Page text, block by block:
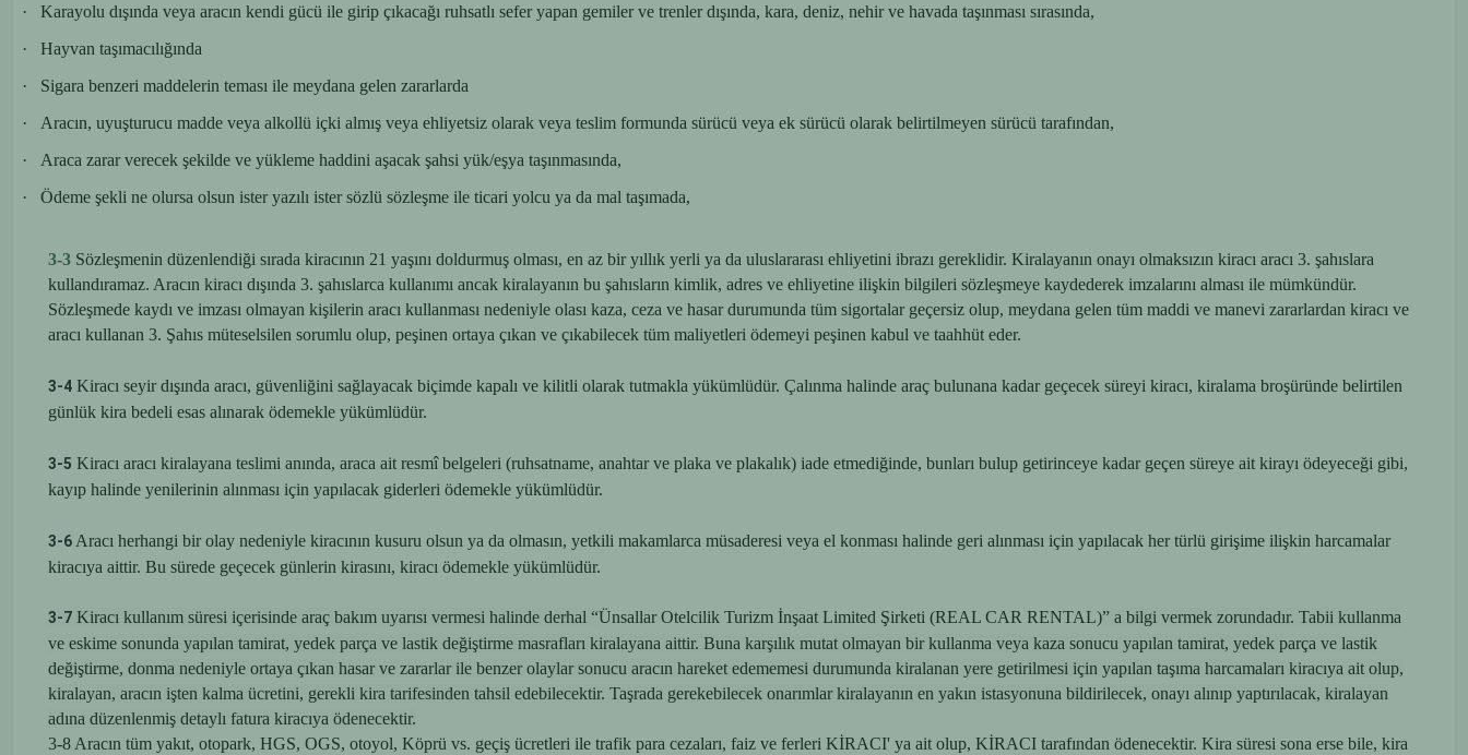
·
Karayolu dışında veya aracın kendi gücü ile girip çıkacağı ruhsatlı sefer yapan gemiler ve trenler dışında, kara, deniz, nehir ve havada taşınması sırasında,
·
Hayvan taşımacılığında
·
Sigara benzeri maddelerin teması ile meydana gelen zararlarda
·
Aracın, uyuşturucu madde veya alkollü içki almış veya ehliyetsiz olarak veya teslim formunda sürücü veya ek sürücü olarak belirtilmeyen sürücü tarafından,
·
Araca zarar verecek şekilde ve yükleme haddini aşacak şahsi yük/eşya taşınmasında,
·
Ödeme şekli ne olursa olsun ister yazılı ister sözlü sözleşme ile ticari yolcu ya da mal taşımada,
3-3 Sözleşmenin düzenlendiği sırada kiracının 21 yaşını doldurmuş olması, en az bir yıllık yerli ya da uluslararası ehliyetini ibrazı gereklidir. Kiralayanın onayı olmaksızın kiracı aracı 3. şahıslara
kullandıramaz. Aracın kiracı dışında 3. şahıslarca kullanımı ancak kiralayanın bu şahısların kimlik, adres ve ehliyetine ilişkin bilgileri sözleşmeye kaydederek imzalarını alması ile mümkündür.
Sözleşmede kaydı ve imzası olmayan kişilerin aracı kullanması nedeniyle olası kaza, ceza ve hasar durumunda tüm sigortalar geçersiz olup, meydana gelen tüm maddi ve manevi zararlardan kiracı ve
aracı kullanan 3. Şahıs müteselsilen sorumlu olup, peşinen ortaya çıkan ve çıkabilecek tüm maliyetleri ödemeyi peşinen kabul ve taahhüt eder.
3-4 Kiracı seyir dışında aracı, güvenliğini sağlayacak biçimde kapalı ve kilitli olarak tutmakla yükümlüdür. Çalınma halinde araç bulunana kadar geçecek süreyi kiracı, kiralama broşüründe belirtilen
günlük kira bedeli esas alınarak ödemekle yükümlüdür.
3-5 Kiracı aracı kiralayana teslimi anında, araca ait resmî belgeleri (ruhsatname, anahtar ve plaka ve plakalık) iade etmediğinde, bunları bulup getirinceye kadar geçen süreye ait kirayı ödeyeceği gibi,
kayıp halinde yenilerinin alınması için yapılacak giderleri ödemekle yükümlüdür.
3-6 Aracı herhangi bir olay nedeniyle kiracının kusuru olsun ya da olmasın, yetkili makamlarca müsaderesi veya el konması halinde geri alınması için yapılacak her türlü girişime ilişkin harcamalar
kiracıya aittir. Bu sürede geçecek günlerin kirasını, kiracı ödemekle yükümlüdür.
3-7 Kiracı kullanım süresi içerisinde araç bakım uyarısı vermesi halinde derhal “Ünsallar Otelcilik Turizm İnşaat Limited Şirketi (REAL CAR RENTAL)” a bilgi vermek zorundadır. Tabii kullanma
ve eskime sonunda yapılan tamirat, yedek parça ve lastik değiştirme masrafları kiralayana aittir. Buna karşılık mutat olmayan bir kullanma veya kaza sonucu yapılan tamirat, yedek parça ve lastik
değiştirme, donma nedeniyle ortaya çıkan hasar ve zararlar ile benzer olaylar sonucu aracın hareket edememesi durumunda kiralanan yere getirilmesi için yapılan taşıma harcamaları kiracıya ait olup,
kiralayan, aracın işten kalma ücretini, gerekli kira tarifesinden tahsil edebilecektir. Taşrada gerekebilecek onarımlar kiralayanın en yakın istasyonuna bildirilecek, onayı alınıp yaptırılacak, kiralayan
adına düzenlenmiş detaylı fatura kiracıya ödenecektir.
3-8 Aracın tüm yakıt, otopark, HGS, OGS, otoyol, Köprü vs. geçiş ücretleri ile trafik para cezaları, faiz ve ferleri KİRACI' ya ait olup, KİRACI tarafından ödenecektir. Kira süresi sona erse bile, kira